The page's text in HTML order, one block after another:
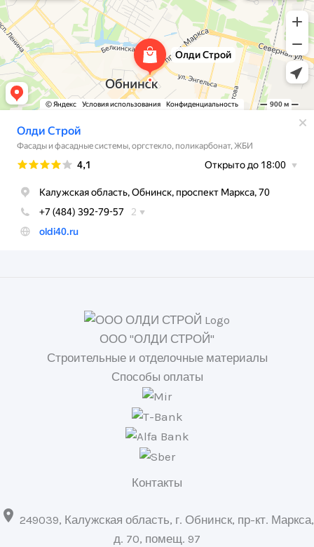
ООО "ОЛДИ СТРОЙ"
Строительные и отделочные материалы
Способы оплаты
Контакты
 249039, Калужская область, г. Обнинск, пр-кт. Маркса,
д. 70, помещ. 97